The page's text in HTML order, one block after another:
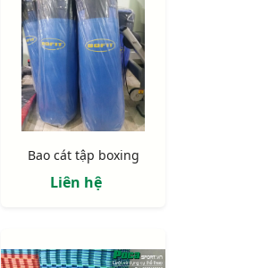
Bao cát tập boxing
Liên hệ